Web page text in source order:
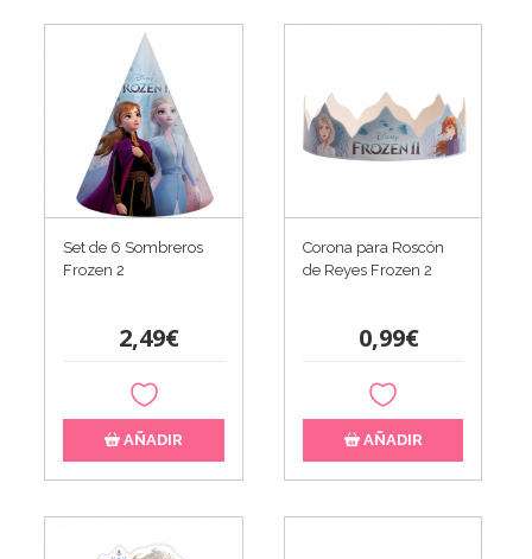
Set de 6 Sombreros
Frozen 2
2,49€
AÑADIR
Corona para Roscón
de Reyes Frozen 2
0,99€
AÑADIR